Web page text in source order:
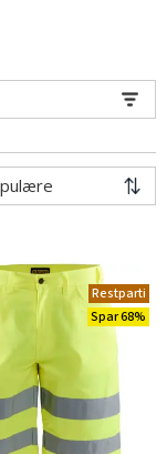
Restparti
Spar 68%